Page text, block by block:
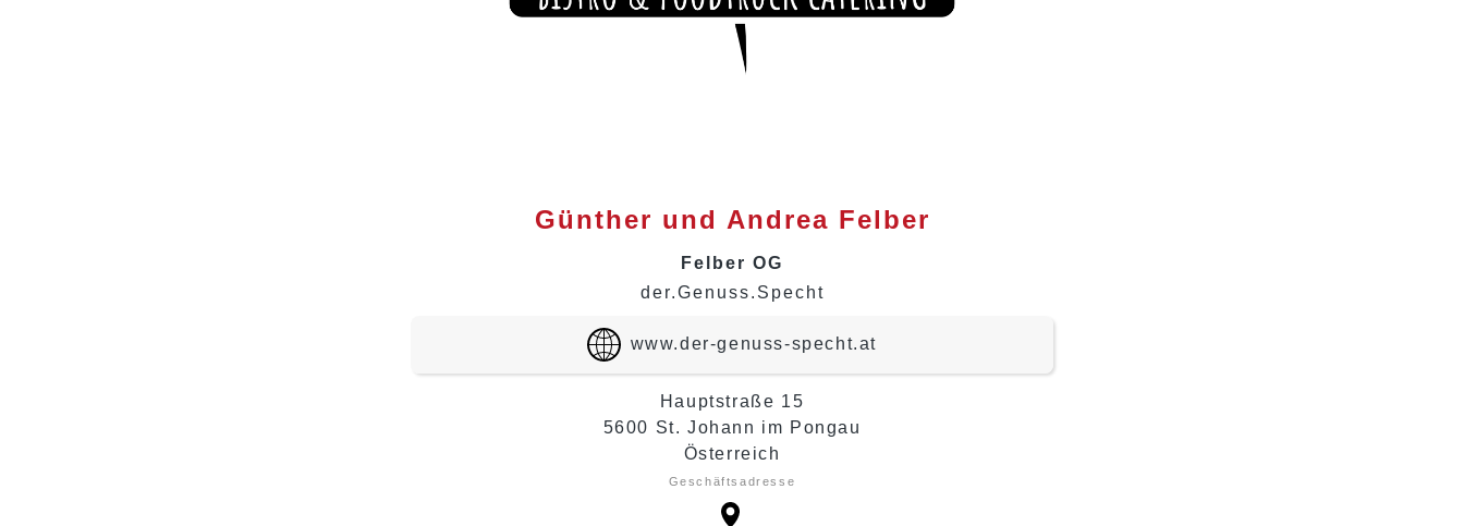
Günther und Andrea Felber
Felber OG
der.Genuss.Specht
www.der-genuss-specht.at
Hauptstraße 15
5600 St. Johann im Pongau
Österreich
Geschäftsadresse